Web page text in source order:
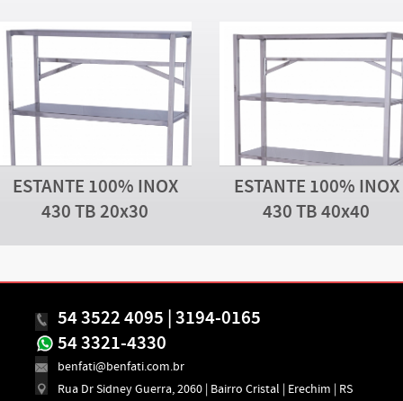
ESTANTE 100% INOX
430 TB 20x30
ESTANTE 100% INOX
430 TB 40x40
54 3522 4095 | 3194-0165
54 3321-4330
benfati@benfati.com.br
Rua Dr Sidney Guerra, 2060 | Bairro Cristal | Erechim | RS